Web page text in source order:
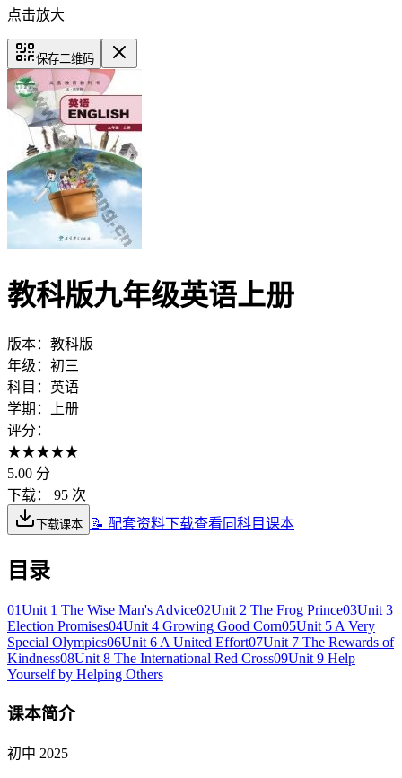
点击放大
保存二维码
教科版九年级英语上册
版本： 教科版
年级： 初三
科目： 英语
学期：
上册
评分：
★★★★★
5.00 分
下载：
95 次
下载课本 📝 配套资料下载查看同科目课本
目录
01Unit 1 The Wise Man's Advice02Unit 2 The Frog Prince03Unit 3
Election Promises04Unit 4 Growing Good Corn05Unit 5 A Very
Special Olympics06Unit 6 A United Effort07Unit 7 The Rewards of
Kindness08Unit 8 The International Red Cross09Unit 9 Help
Yourself by Helping Others
课本简介
初中 2025